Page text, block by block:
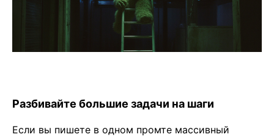
Разбивайте большие задачи на шаги
Если вы пишете в одном промте массивный